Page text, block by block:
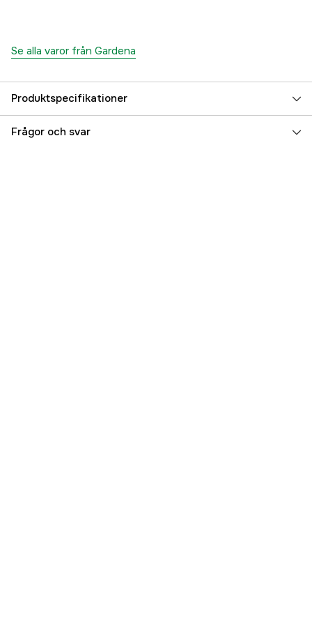
Se alla varor från Gardena
Produktspecifikationer
Slangdiameter 13 mm
Frågor och svar